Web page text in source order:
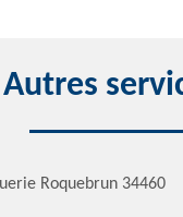
Autres
Roquebrun 34460